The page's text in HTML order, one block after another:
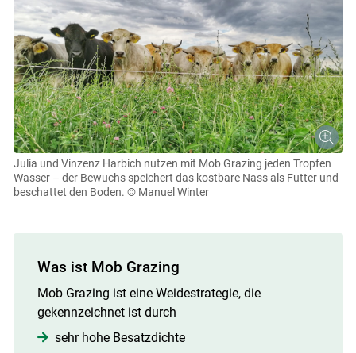
Julia und Vinzenz Harbich nutzen mit Mob Grazing jeden Tropfen
Wasser – der Bewuchs speichert das kostbare Nass als Futter und
beschattet den Boden. © Manuel Winter
Was ist Mob Grazing
Mob Grazing ist eine Weidestrategie, die
gekennzeichnet ist durch
sehr hohe Besatzdichte